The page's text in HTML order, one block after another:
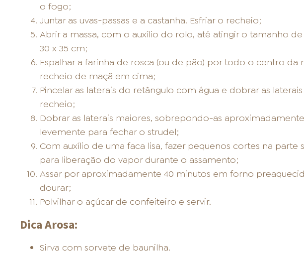
o fogo;
Juntar as uvas-passas e a castanha. Esfriar o recheio;
Abrir a massa, com o auxílio do rolo, até atingir o tamanho
30 x 35 cm;
Espalhar a farinha de rosca (ou de pão) por todo o centro da
recheio de maçã em cima;
Pincelar as laterais do retângulo com água e dobrar as
recheio;
Dobrar as laterais maiores, sobrepondo-as
levemente para fechar o strudel;
Com auxílio de uma faca lisa, fazer pequenos cortes na parte
para liberação do vapor durante o assamento;
Assar por aproximadamente 40 minutos em forno
dourar;
Polvilhar o açúcar de confeiteiro e servir.
Dica Arosa:
Sirva com sorvete de baunilha.